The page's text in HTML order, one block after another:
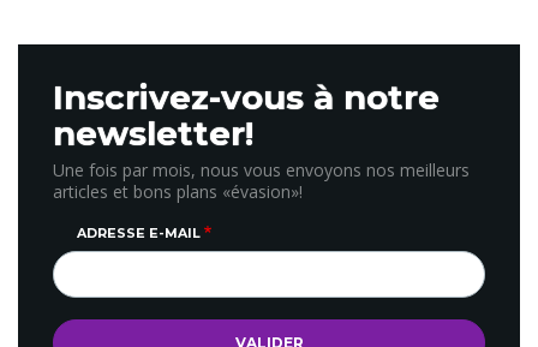
Inscrivez-vous à notre
newsletter!
Une fois par mois, nous vous envoyons nos meilleurs
articles et bons plans «évasion»!
ADRESSE E-MAIL